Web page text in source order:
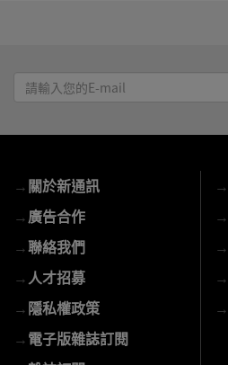
請
輸
E-
mail
→關於新通訊
→廣告合作
→聯絡我們
→ 人才招募
→隱私權政策
→電子版雜誌訂閱
→
→
→
→
→